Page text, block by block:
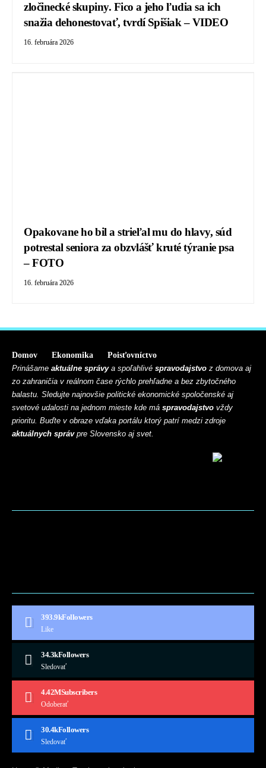
zločinecké skupiny. Fico a jeho ľudia sa ich
snažia dehonestovať, tvrdí Spišiak – VIDEO
16. februára 2026
Opakovane ho bil a strieľal mu do hlavy, súd
potrestal seniora za obzvlášť kruté týranie psa
– FOTO
16. februára 2026
Domov Ekonomika
Poisťovníctvo
Prinášame aktuálne správya spoľahlivé spravodajstvo z domova aj
zo zahraničia v reálnom čase rýchlo prehľadne a bez zbytočného
balastu. Sledujte najnovšie politické ekonomické spoločenské aj
svetové udalosti na jednom mieste kde má spravodajstvo vždy
prioritu. Buďte v obraze vďaka portálu ktorý patrí medzi zdroje
aktuálnych správpre Slovensko aj svet.
393.9kFollowers
Like
34.3kFollowers
Sledovať
4.42MSubscribers
Odoberať
30.4kFollowers
Sledovať